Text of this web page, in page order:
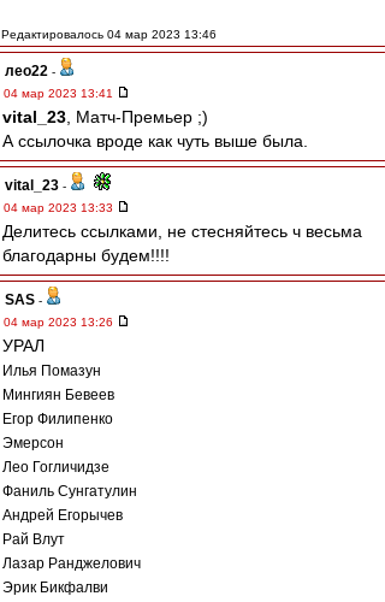
Редактировалось 04 мар 2023 13:46
лео22 -
04 мар 2023 13:41
vital_23 , Матч-Премьер ;)
А ссылочка вроде как чуть выше была.
vital_23 -
04 мар 2023 13:33
Делитесь ссылками, не стесняйтесь ч весьма
благодарны будем!!!!
SAS -
04 мар 2023 13:26
УРАЛ
Илья Помазун
Мингиян Бевеев
Егор Филипенко
Эмерсон
Лео Гогличидзе
Фаниль Сунгатулин
Андрей Егорычев
Рай Влут
Лазар Ранджелович
Эрик Бикфалви